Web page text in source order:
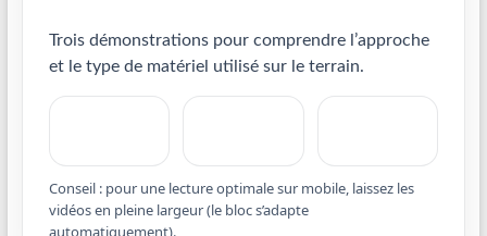
Trois démonstrations pour comprendre l’approche
et le type de matériel utilisé sur le terrain.
Conseil : pour une lecture optimale sur mobile, laissez les
vidéos en pleine largeur (le bloc s’adapte
automatiquement).